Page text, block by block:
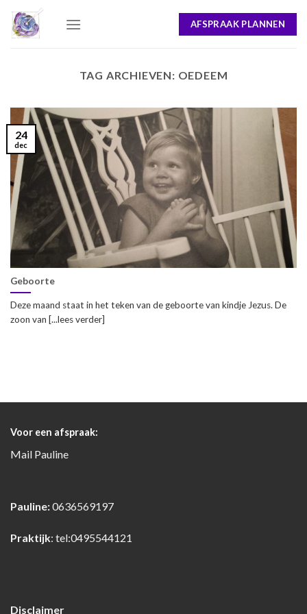
content
AFSPRAAK PLANNEN
TAG ARCHIEVEN: OEDEEM
Geboorte
Deze maand staat in het teken van de geboorte van kindje Jezus. De
zoon van [...lees verder]
24
dec
Voor een afspraak:
Mail Pauline
Pauline:0636569197
Praktijk: tel:0495544121
Disclaimer